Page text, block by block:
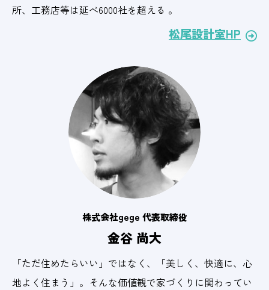
所、工務店等は延べ6000社を超える 。
松尾設計室HP
株式会社gege 代表取締役
金谷 尚大
「ただ住めたらいい」ではなく、「美しく、快適に、心
地よく住まう」。そんな価値観で家づくりに関わってい